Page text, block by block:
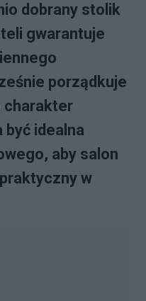
dobrany stolik
gwarantuje
porządkuje
charakter
być idealna
aby salon
w